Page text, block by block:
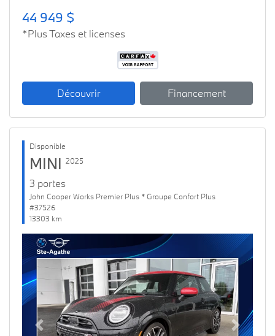
44 949 $
*Plus Taxes et licenses
Découvrir Financement
Disponible
MINI 2025
3 portes
John Cooper Works Premier Plus * Groupe Confort Plus
#37526
13303 km
Previous Next